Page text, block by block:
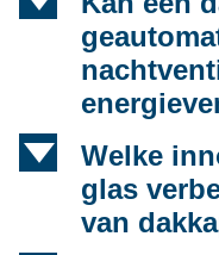
d
Welke
glas
van